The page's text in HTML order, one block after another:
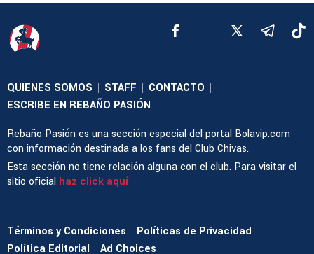
QUIENES SOMOS | STAFF | CONTACTO |
ESCRIBE EN REBAÑO PASIÓN
Rebaño Pasión es una sección especial del portal Bolavip.com
con información destinada a los fans del Club Chivas.
Esta sección no tiene relación alguna con el club. Para visitar el
sitio oficial haz click aquí
Términos y Condiciones
Políticas de Privacidad
Política Editorial
Ad Choices